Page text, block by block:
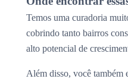
Temos uma curadoria
cobrindo tanto bairros
alto potencial de
Além disso, você também